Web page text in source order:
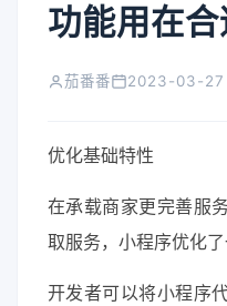
功能用在
茄番番 2023-03-
优化基础特性
在承载商家更完善服
取服务，小程序优化了
开发者可以将小程序